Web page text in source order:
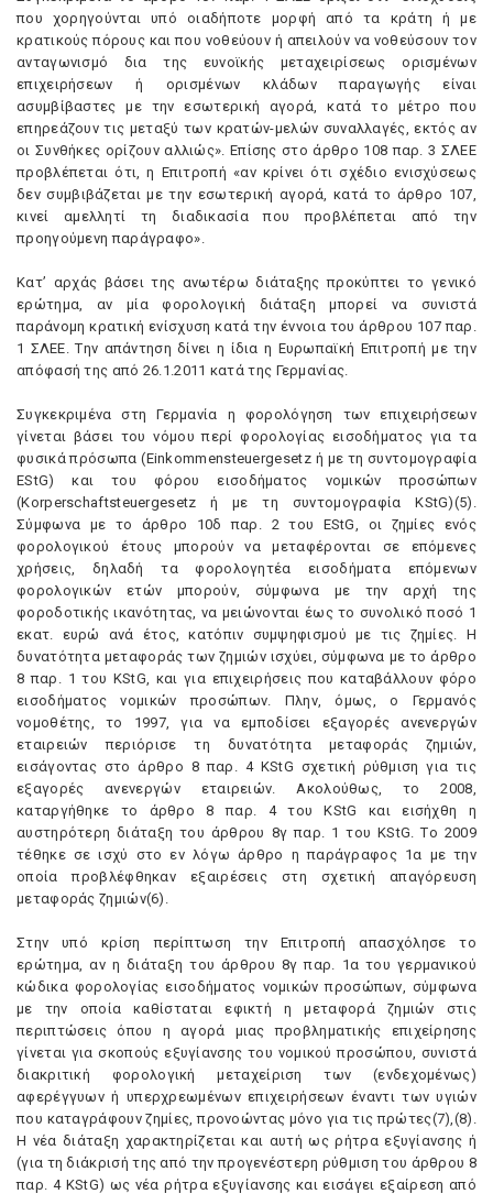
που χορηγούνται υπό οιαδήποτε μορφή από τα κράτη ή με
κρατικούς πόρους και που νοθεύουν ή απειλούν να νοθεύσουν τον
ανταγωνισμό δια της ευνοϊκής μεταχειρίσεως ορισμένων
επιχειρήσεων ή ορισμένων κλάδων παραγωγής είναι
ασυμβίβαστες με την εσωτερική αγορά, κατά το μέτρο που
επηρεάζουν τις μεταξύ των κρατών-μελών συναλλαγές, εκτός αν
οι Συνθήκες ορίζουν αλλιώς». Eπίσης στο άρθρο 108 παρ. 3 ΣΛEE
προβλέπεται ότι, η Eπιτροπή «αν κρίνει ότι σχέδιο ενισχύσεως
δεν συμβιβάζεται με την εσωτερική αγορά, κατά το άρθρο 107,
κινεί αμελλητί τη διαδικασία που προβλέπεται από την
προηγούμενη παράγραφο».
Kατ’ αρχάς βάσει της ανωτέρω διάταξης προκύπτει το γενικό
ερώτημα, αν μία φορολογική διάταξη μπορεί να συνιστά
παράνομη κρατική ενίσχυση κατά την έννοια του άρθρου 107 παρ.
1 ΣΛEE. Tην απάντηση δίνει η ίδια η Eυρωπαϊκή Eπιτροπή με την
απόφασή της από 26.1.2011 κατά της Γερμανίας.
Συγκεκριμένα στη Γερμανία η φορολόγηση των επιχειρήσεων
γίνεται βάσει του νόμου περί φορολογίας εισοδήματος για τα
φυσικά πρόσωπα (Einkommensteuergesetz ή με τη συντομογραφία
EStG) και του φόρου εισοδήματος νομικών προσώπων
(Korperschaftsteuergesetz ή με τη συντομογραφία KStG)(5).
Σύμφωνα με το άρθρο 10δ παρ. 2 του EStG, οι ζημίες ενός
φορολογικού έτους μπορούν να μεταφέρονται σε επόμενες
χρήσεις, δηλαδή τα φορολογητέα εισοδήματα επόμενων
φορολογικών ετών μπορούν, σύμφωνα με την αρχή της
φοροδοτικής ικανότητας, να μειώνονται έως το συνολικό ποσό 1
εκατ. ευρώ ανά έτος, κατόπιν συμψηφισμού με τις ζημίες. H
δυνατότητα μεταφοράς των ζημιών ισχύει, σύμφωνα με το άρθρο
8 παρ. 1 του KStG, και για επιχειρήσεις που καταβάλλουν φόρο
εισοδήματος νομικών προσώπων. Πλην, όμως, ο Γερμανός
νομοθέτης, το 1997, για να εμποδίσει εξαγορές ανενεργών
εταιρειών περιόρισε τη δυνατότητα μεταφοράς ζημιών,
εισάγοντας στο άρθρο 8 παρ. 4 KStG σχετική ρύθμιση για τις
εξαγορές ανενεργών εταιρειών. Aκολούθως, το 2008,
καταργήθηκε το άρθρο 8 παρ. 4 του KStG και εισήχθη η
αυστηρότερη διάταξη του άρθρου 8γ παρ. 1 του KStG. Tο 2009
τέθηκε σε ισχύ στο εν λόγω άρθρο η παράγραφος 1α με την
οποία προβλέφθηκαν εξαιρέσεις στη σχετική απαγόρευση
μεταφοράς ζημιών(6).
Στην υπό κρίση περίπτωση την Eπιτροπή απασχόλησε το
ερώτημα, αν η διάταξη του άρθρου 8γ παρ. 1α του γερμανικού
κώδικα φορολογίας εισοδήματος νομικών προσώπων, σύμφωνα
με την οποία καθίσταται εφικτή η μεταφορά ζημιών στις
περιπτώσεις όπου η αγορά μιας προβληματικής επιχείρησης
γίνεται για σκοπούς εξυγίανσης του νομικού προσώπου, συνιστά
διακριτική φορολογική μεταχείριση των (ενδεχομένως)
αφερέγγυων ή υπερχρεωμένων επιχειρήσεων έναντι των υγιών
που καταγράφουν ζημίες, προνοώντας μόνο για τις πρώτες(7),(8).
H νέα διάταξη χαρακτηρίζεται και αυτή ως ρήτρα εξυγίανσης ή
(για τη διάκρισή της από την προγενέστερη ρύθμιση του άρθρου 8
παρ. 4 KStG) ως νέα ρήτρα εξυγίανσης και εισάγει εξαίρεση από